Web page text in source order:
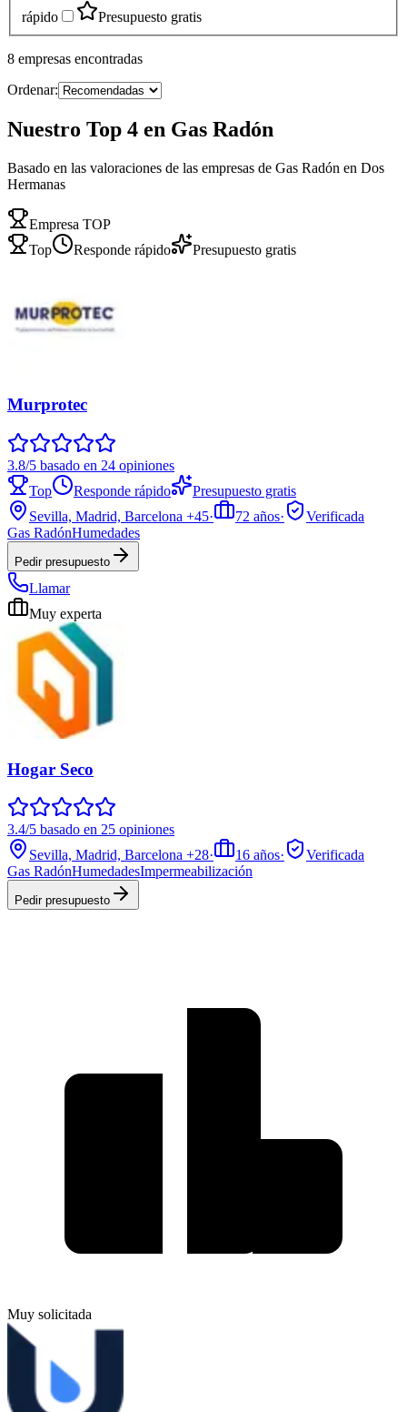
rápido
Presupuesto gratis
8 empresas encontradas
Ordenar:
Nuestro Top 4 en Gas Radón
Basado en las valoraciones de las empresas de Gas Radón en Dos
Hermanas
Empresa TOP
Top
Responde rápido Presupuesto gratis
Murprotec
3.8/5 basado en 24 opiniones
Top
Responde rápido
Presupuesto gratis
Sevilla, Madrid, Barcelona +45· 72 años·
Verificada
Gas RadónHumedades
Pedir presupuesto
Llamar
Muy experta
Hogar Seco
3.4/5 basado en 25 opiniones
Sevilla, Madrid, Barcelona +28· 16 años·
Verificada
Gas RadónHumedadesImpermeabilización
Pedir presupuesto
Muy solicitada